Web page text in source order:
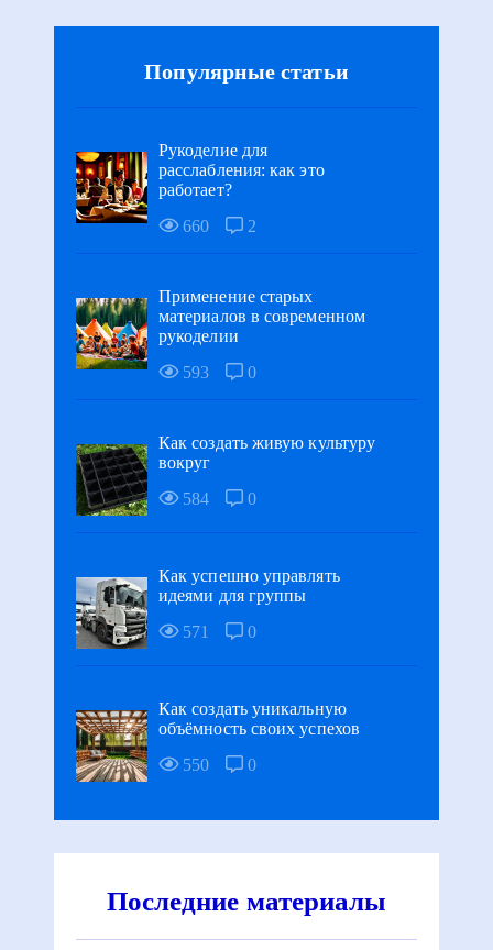
Популярные статьи
Рукоделие для
расслабления: как это
работает?
660
2
Применение старых
материалов в современном
рукоделии
593
0
Как создать живую культуру
вокруг
584
0
Как успешно управлять
идеями для группы
571
0
Как создать уникальную
объёмность своих успехов
550
0
Последние материалы